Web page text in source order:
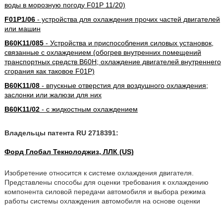
воды в морозную погоду F01P 11/20)
F01P1/06- устройства для охлаждения прочих частей двигателей
или машин
B60K11/085- Устройства и приспособления силовых установок,
связанные с охлаждением (обогрев внутренних помещений
транспортных средств B60H; охлаждение двигателей внутреннего
сгорания как таковое F01P)
B60K11/08- впускные отверстия для воздушного охлаждения;
заслонки или жалюзи для них
B60K11/02- с жидкостным охлаждением
Владельцы патента RU 2718391:
Форд Глобал Текнолоджиз, ЛЛК (US)
Изобретение относится к системе охлаждения двигателя.
Представлены способы для оценки требования к охлаждению
компонента силовой передачи автомобиля и выбора режима
работы системы охлаждения автомобиля на основе оценки